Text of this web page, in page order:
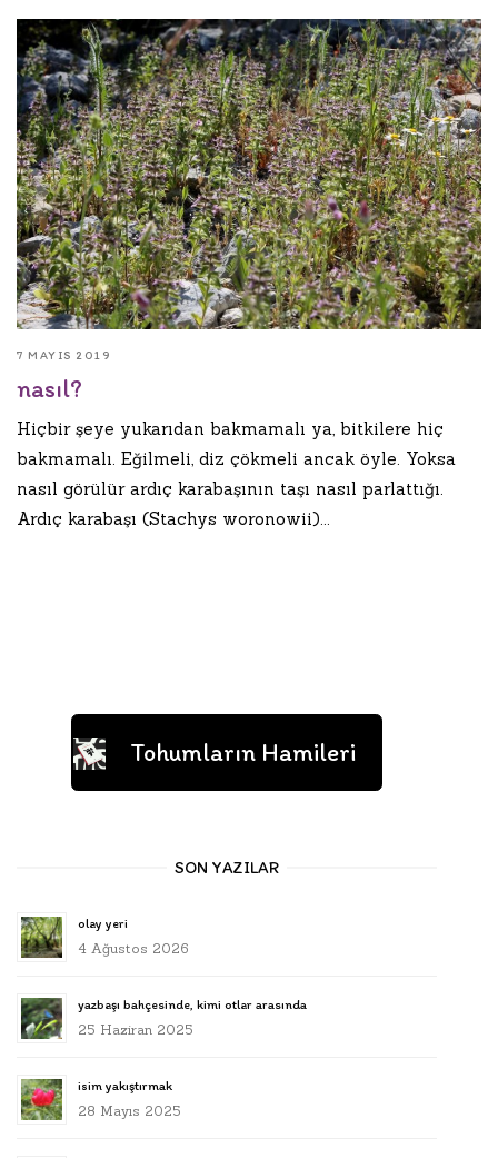
7 MAYIS 2019
nasıl?
Hiçbir şeye yukarıdan bakmamalı ya, bitkilere hiç
bakmamalı. Eğilmeli, diz çökmeli ancak öyle. Yoksa
nasıl görülür ardıç karabaşının taşı nasıl parlattığı.
Ardıç karabaşı (Stachys woronowii)...
Tohumların Hamileri
SON YAZILAR
olay yeri
4 Ağustos 2026
yazbaşı bahçesinde, kimi otlar arasında
25 Haziran 2025
isim yakıştırmak
28 Mayıs 2025